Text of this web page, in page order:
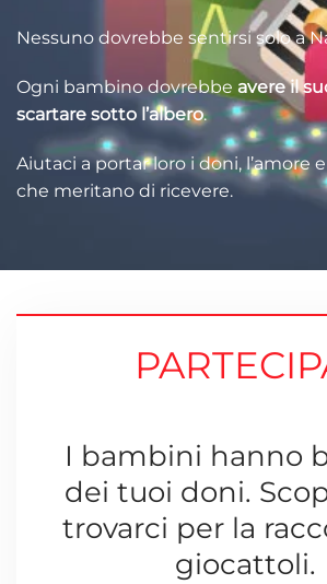
Nessuno dovrebbe sentirsi solo a
Ogni bambino dovrebbe avere il
scartare sotto l’albero.
Aiutaci a portar loro i doni, l’amore
che meritano di ricevere.
I bambini hanno
dei tuoi doni.
trovarci per la
giocattoli.